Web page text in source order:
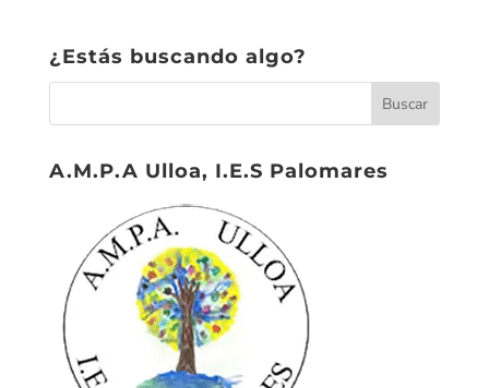
¿Estás buscando algo?
A.M.P.A Ulloa, I.E.S Palomares